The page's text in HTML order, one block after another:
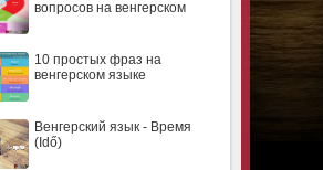
вопросов на венгерском
10 простых фраз на
венгерском языке
Венгерский язык - Время
(Idő)